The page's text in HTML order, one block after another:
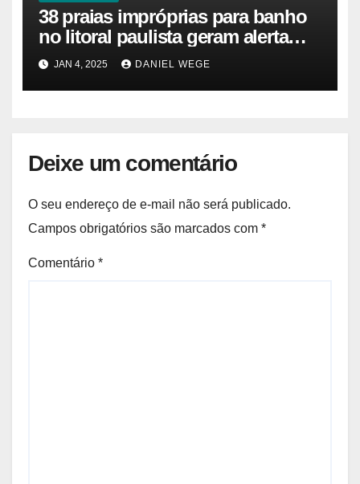
38 praias impróprias para banho
no litoral paulista geram alerta
ambiental e de saúde pública
JAN 4, 2025 DANIEL WEGE
Deixe um comentário
O seu endereço de e-mail não será publicado.
Campos obrigatórios são marcados com *
Comentário *